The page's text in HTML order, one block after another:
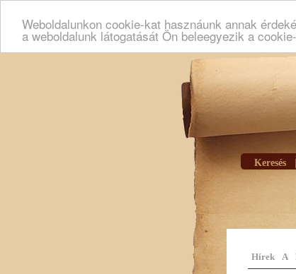
Weboldalunkon cookie-kat hasznáunk annak
a weboldalunk látogatását Ön beleegyezik a
Keresés
Hírek A